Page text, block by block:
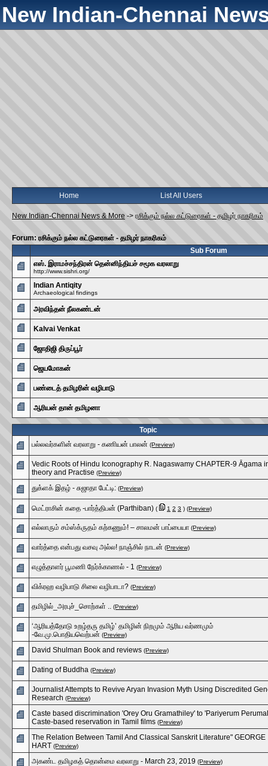
New Indian-Chennai
Home List All Users
New Indian-Chennai News & More -> ரசிக்கும் நல்ல கட்டுரைகள் - தமிழர் நாகரிகம்
Forum: ரசிக்கும் நல்ல கட்டுரைகள் - தமிழர் நாகரிகம்
Sub Forum
எஸ். இராமச்சந்திரன் தென்னிந்தியச் சமூக வரலாறு
http://www.sishri.org/
Indian Antiqity
Archaeological findings
அரவிந்தன் நீலகண்டன்
Kalvai Venkat
ஜோதிஜி திருப்பூர்
ஜெயமோகன்
பண்டைத் தமிழரின் வழிபாடு
ஆரியன் தான் தமிழனா
Topic
பல்லவர்களின் வரலாறு - கணியன் பாலன் (Preview)
Vedic Roots of Hindu Iconography R. Nagaswamy CHAPTER-9 Āgama
theory and Practise (Preview)
துக்ளக் இதழ் - சுஜாதா பேட்டி: (Preview)
மெட்ராசின் கதை -பார்த்திபன் (Parthiban) ( 1 2 3 ) (Preview)
எல்லாரும் சம்ஸ்க்ருதம் கற்கணும்! – சாலமன் பாப்பையா (Preview)
வார்த்தை என்பது வசவு அல்ல! நாஞ்சில் நாடன் (Preview)
எழுத்தாளர் பூமணி நேர்க்காணல் - 1 (Preview)
விக்ரஹ வழிபாடு சிலை வழிபாடா? (Preview)
தமிழில்_அரபுச்_சொற்கள் .. (Preview)
‘ஆரியத்தோடு உறழ்தரு தமிழ்’ தமிழின் நிறமும் ஆரிய வர்ணமும்
-வே.மு.பொதியவெற்பன் (Preview)
David Shulman Book and reviews (Preview)
Dating of Buddha (Preview)
Journalist Attempts to Revive Aryan Invasion Myth Using Discredited
Research (Preview)
Caste based discrimination 'Orey Oru Gramathiley' to 'Pariyerum
Caste-based reservation in Tamil films (Preview)
The Relation Between Tamil And Classical Sanskrit Literature" GEORGE
HART (Preview)
அகண்ட தமிழகத் தொன்மை வரலாறு - March 23, 2019 (Preview)